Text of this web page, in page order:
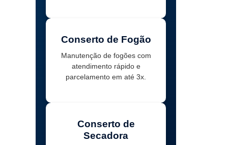
Conserto de Fogão
Manutenção de fogões com
atendimento rápido e
parcelamento em até 3x.
Conserto de
Secadora